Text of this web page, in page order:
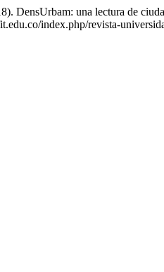
DensUrbam: una lectura de
index.php/revista-